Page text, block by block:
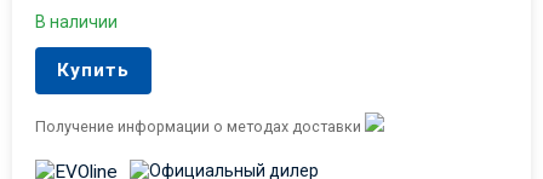
В наличии
Купить
Получение информации о методах доставки